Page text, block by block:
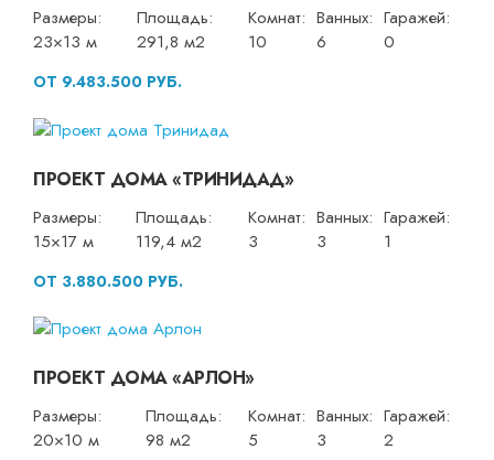
Размеры:
23×13 м
Площадь:
291,8 м2
Комнат:
10
Ванных:
6
Гаражей:
0
ОТ 9.483.500 РУБ.
ПРОЕКТ ДОМА «ТРИНИДАД»
Размеры:
15×17 м
Площадь:
119,4 м2
Комнат:
3
Ванных:
3
Гаражей:
1
ОТ 3.880.500 РУБ.
ПРОЕКТ ДОМА «АРЛОН»
Размеры:
20×10 м
Площадь:
98 м2
Комнат:
5
Ванных:
3
Гаражей:
2